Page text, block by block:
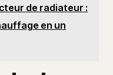
de radiateur :
en un